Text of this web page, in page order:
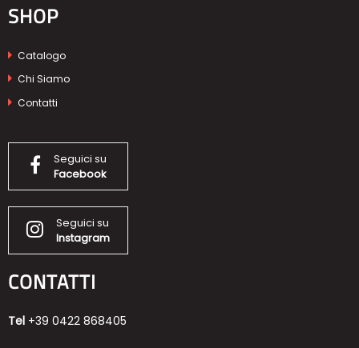
SHOP
Catalogo
Chi Siamo
Contatti
Seguici su
Facebook
Seguici su
Instagram
CONTATTI
Tel +39 0422 868405